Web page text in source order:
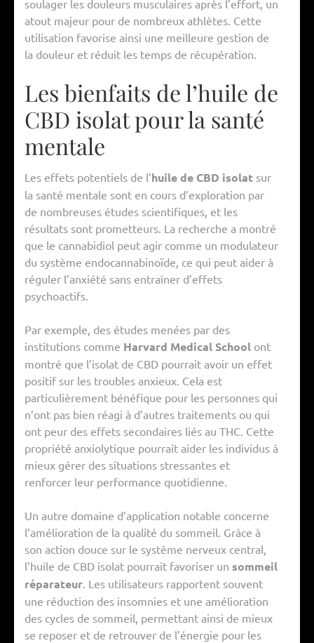
soulager les douleurs musculaires après l’effort, un
atout majeur pour de nombreux athlètes. Cette
utilisation favorise ainsi une meilleure gestion de
la douleur et réduit les temps de récupération.
Les bienfaits de l’huile de
CBD isolat pour la santé
mentale
Les effets potentiels de l’huile de CBD isolat sur
la santé mentale sont en cours d’exploration par
de nombreuses études scientifiques, et les
résultats sont prometteurs. La recherche a montré
que le cannabidiol peut agir comme un modulateur
du système endocannabinoïde, ce qui peut aider à
réguler l’anxiété sans entraîner d’effets
psychoactifs.
Par exemple, des études menées par des
institutions comme Harvard Medical School ont
montré que l’isolat de CBD pourrait avoir un effet
positif sur les troubles anxieux. Cela est
particulièrement bénéfique pour les personnes qui
n’ont pas bien réagi à d’autres traitements ou qui
ont peur des effets secondaires liés au THC. Cette
propriété anxiolytique pourrait aider les individus à
mieux gérer des situations stressantes et
renforcer leur performance quotidienne.
Un autre domaine d’application notable concerne
l’amélioration de la qualité du sommeil. Grâce à
son action douce sur le système nerveux central,
l’huile de CBD isolat pourrait favoriser un sommeil
réparateur . Les utilisateurs rapportent souvent
une réduction des insomnies et une amélioration
des cycles de sommeil, permettant ainsi de mieux
se reposer et de retrouver de l’énergie pour les